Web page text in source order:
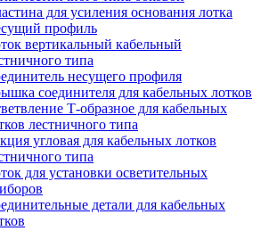
для усиления основания лотка
профиль
вертикальный кабельный
типа
несущего профиля
соединителя для кабельных лотков
Т-образное для кабельных
лестничного типа
угловая для кабельных лотков
типа
для установки осветительных
детали для кабельных